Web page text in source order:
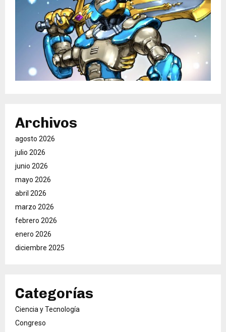
Archivos
agosto 2026
julio 2026
junio 2026
mayo 2026
abril 2026
marzo 2026
febrero 2026
enero 2026
diciembre 2025
Categorías
Ciencia y Tecnología
Congreso